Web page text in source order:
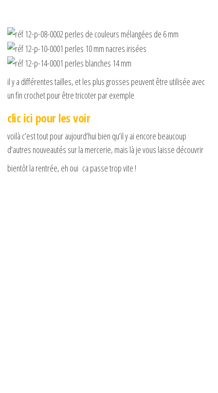
il y a différentes tailles, et les plus grosses peuvent être utilisée avec
un fin crochet pour être tricoter par exemple
clic ici pour les voir
voilà c’est tout pour aujourd’hui bien qu’il y ai encore beaucoup
d’autres nouveautés sur la mercerie, mais là je vous laisse découvrir
bientôt la rentrée, eh oui ca passe trop vite !